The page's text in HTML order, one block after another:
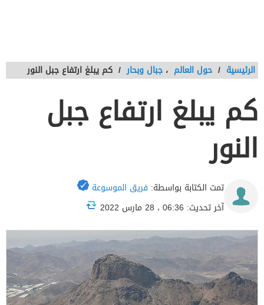
الرئيسية / حول العالم ، جبال وبحار / كم يبلغ ارتفاع جبل النور
كم يبلغ ارتفاع جبل
النور
تمت الكتابة بواسطة: فريق الموسوعة
آخر تحديث: 06:36 ، 28 مارس 2022